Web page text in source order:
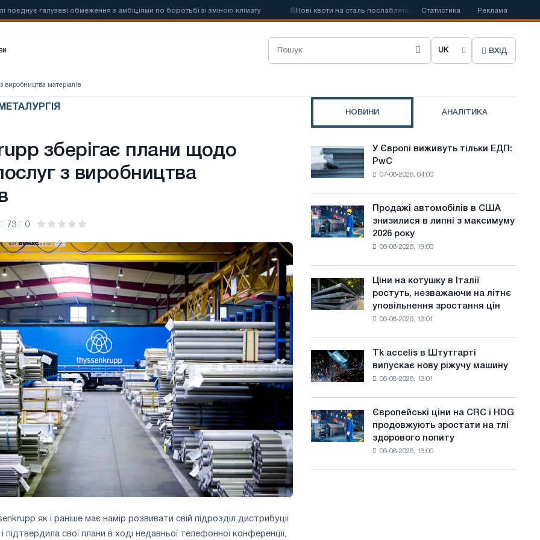
обмеження з амбіціями по боротьбі зі зміною клімату 📰Нові квоти на сталь послаблять конкуренцію в Сполученому Королівстві
Статистика Реклама
О
р
м
в
а
й
т
у
ВХІД
матеріалів
зберігає плани щодо
з виробництва
73 0
як і раніше має намір розвивати свій підрозділ дистрибуції
підтвердила свої плани в ході недавньої телефонної конференції,
НОВИНИ АНАЛІТИКА
Європі
виживуть
PwC
У Європі виживуть тільки ЕДП:
PwC
07-08-2026, 04:00
Продажі
автомобілів
в
липні
з
року
Продажі автомобілів в США
знизилися в липні з максимуму
2026 року
06-08-2026, 19:00
Ціни
на
котушку
незважаючи
на
уповільнення
зростання
цін
Ціни на котушку в Італії
ростуть, незважаючи на літнє
уповільнення зростання цін
06-08-2026, 13:01
Tk
accelis
в
нову
ріжучу
Tk accelis в Штутгарті
випускає нову ріжучу машину
06-08-2026, 13:01
Європейські
ціни
на
Європейські ціни на CRC і HDG
продовжують зростати на тлі
здорового попиту
06-08-2026, 13:00